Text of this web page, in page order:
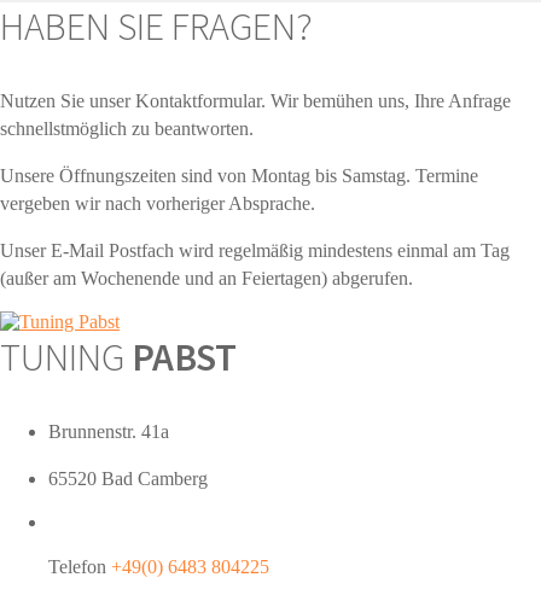
HABEN SIE FRAGEN?
Nutzen Sie unser Kontaktformular. Wir bemühen uns, Ihre Anfrage
schnellstmöglich zu beantworten.
Unsere Öffnungszeiten sind von Montag bis Samstag. Termine
vergeben wir nach vorheriger Absprache.
Unser E-Mail Postfach wird regelmäßig mindestens einmal am Tag
(außer am Wochenende und an Feiertagen) abgerufen.
TUNING PABST
Brunnenstr. 41a
65520 Bad Camberg
Telefon +49(0) 6483 804225